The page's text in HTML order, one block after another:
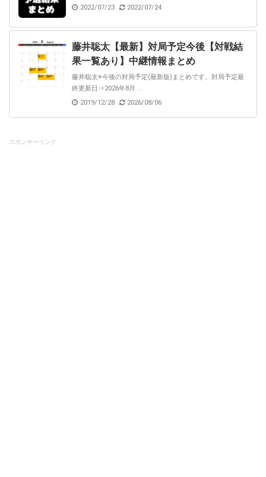
2022/07/23
2022/07/24
藤井聡太【最新】対局予定今後【対戦結
果一覧あり】中継情報まとめ
藤井聡太※今後の対局予定(最新版)まとめです。対局予定最
終更新日⇒2026年8月 ...
2019/12/28
2026/08/06
スポンサーリンク